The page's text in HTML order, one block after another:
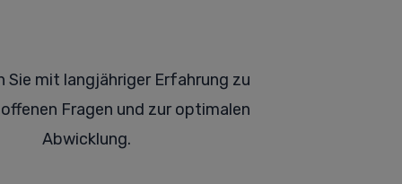
Sie mit langjähriger Erfahrung zu
Fragen und zur optimalen
Abwicklung.
für jeden Umzug!